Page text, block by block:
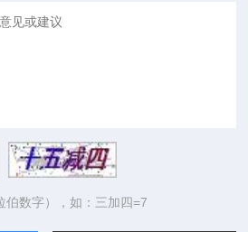
伯数字），如：三加四=7